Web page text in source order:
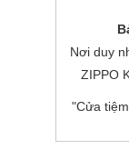
Nơi duy
ZIPPO
"Cửa